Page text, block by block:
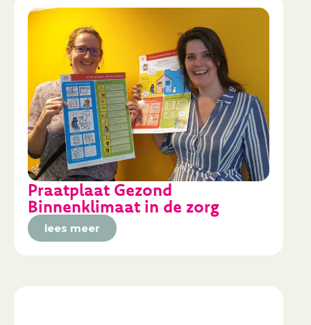
Praatplaat Gezond
Binnenklimaat in de zorg
lees meer